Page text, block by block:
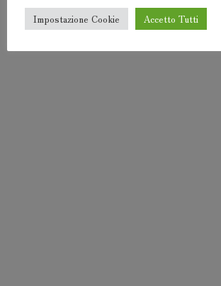
Impostazione Cookie Accetto Tutti